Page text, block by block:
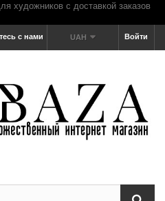
Войти
UAH
с нами